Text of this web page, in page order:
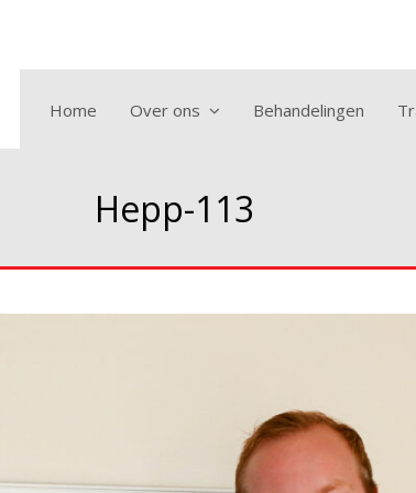
Home Over ons Behandelingen
Hepp-113